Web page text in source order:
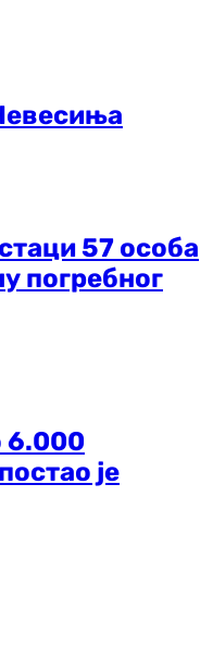
57 особа
погребног
6.000
је